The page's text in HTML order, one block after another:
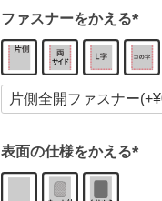
ファスナーをかえる
(
必
須
表面の仕様をかえる